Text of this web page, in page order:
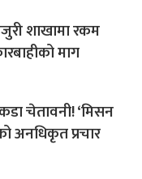
शाखामा रकम
माग
चेतावनी! ‘मिसन
अनधिकृत प्रचार